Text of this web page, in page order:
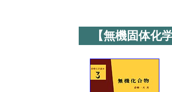
【無機固体化